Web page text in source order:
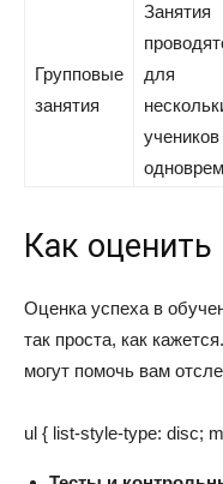
Групповые
занятия
Занятия
для
учеников
Как оценить
Оценка успеха в
так проста, как
могут помочь вам
ul { list-style-type: disc;